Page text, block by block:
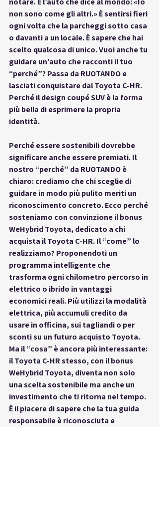
non sono come gli altri.» È sentirsi fieri
ogni volta che la parcheggi sotto casa
o davanti a un locale. È sapere che hai
scelto qualcosa di unico. Vuoi anche tu
guidare un’auto che racconti il tuo
“perché”? Passa da RUOTANDO e
lasciati conquistare dal Toyota C-HR.
Perché il design coupé SUV è la forma
più bella di esprimere la propria
identità.
Perché essere sostenibili dovrebbe
significare anche essere premiati. Il
nostro “perché” da RUOTANDO è
chiaro: crediamo che chi sceglie di
guidare in modo più pulito meriti un
riconoscimento concreto. Ecco perché
sosteniamo con convinzione il bonus
WeHybrid Toyota, dedicato a chi
acquista il Toyota C-HR. Il “come” lo
realizziamo? Proponendoti un
programma intelligente che
trasforma ogni chilometro percorso in
elettrico o ibrido in vantaggi
economici reali. Più utilizzi la modalità
elettrica, più accumuli credito da
usare in officina, sui tagliandi o per
sconti su un futuro acquisto Toyota.
Ma il “cosa” è ancora più interessante:
il Toyota C-HR stesso, con il bonus
WeHybrid Toyota, diventa non solo
una scelta sostenibile ma anche un
investimento che ti ritorna nel tempo.
È il piacere di sapere che la tua guida
responsabile è riconosciuta e